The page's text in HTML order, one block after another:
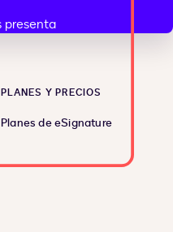
PLANES Y PRECIOS
Planes de eSignature